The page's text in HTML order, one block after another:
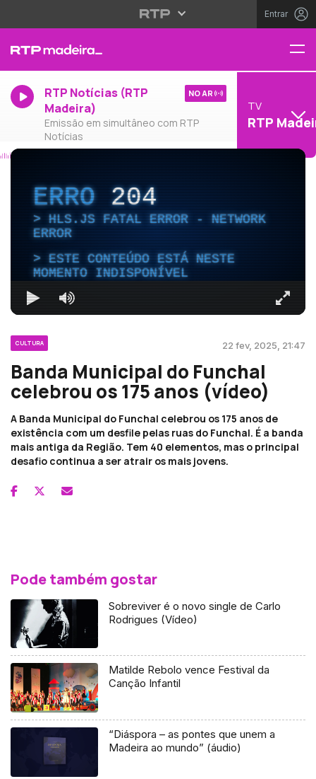
Entrar
RTP Notícias (RTP
Madeira)
Emissão em simultâneo com RTP
Notícias
NO AR
TV
RTP
ERRO204
HLS.JS FATAL ERROR - NETWORK
ERROR
ESTE CONTEÚDO ESTÁ NESTE
MOMENTO INDISPONÍVEL
CULTURA 22 fev, 2025, 21:47
Banda Municipal do Funchal
celebrou os 175 anos (vídeo)
A Banda Municipal do Funchal celebrou os 175 anos de
existência com um desfile pelas ruas do Funchal. É a banda
mais antiga da Região. Tem 40 elementos, mas o principal
desafio continua a ser atrair os mais jovens.
Pode também gostar
Sobreviver é o novo single de Carlo
Rodrigues (Vídeo)
Matilde Rebolo vence Festival da
Canção Infantil
“Diáspora – as pontes que unem a
Madeira ao mundo” (áudio)